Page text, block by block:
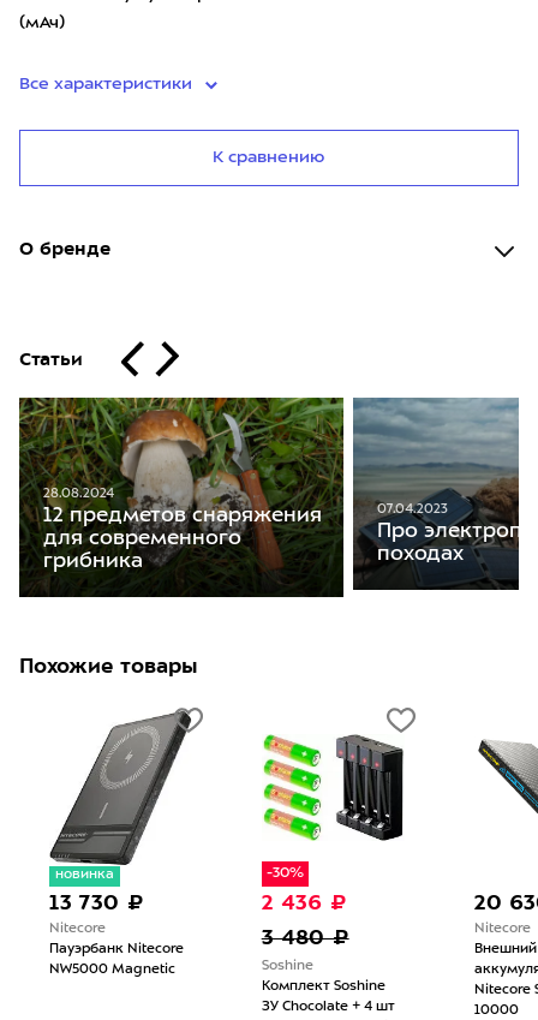
(мАч)
Все характеристики
К сравнению
О бренде
Статьи
28.08.2024
12 предметов снаряжения
для современного
грибника
07.04.2023
Про
походах
Похожие товары
новинка
13 730 ₽
Nitecore
Пауэрбанк Nitecore
NW5000 Magnetic
-30%
2 436 ₽
3 480 ₽
Soshine
Комплект Soshine
ЗУ Chocolate + 4 шт
20
Nitecore
Внешний
Nitecore
10000